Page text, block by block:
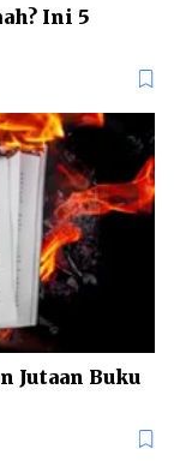
Ini 5
Jutaan Buku